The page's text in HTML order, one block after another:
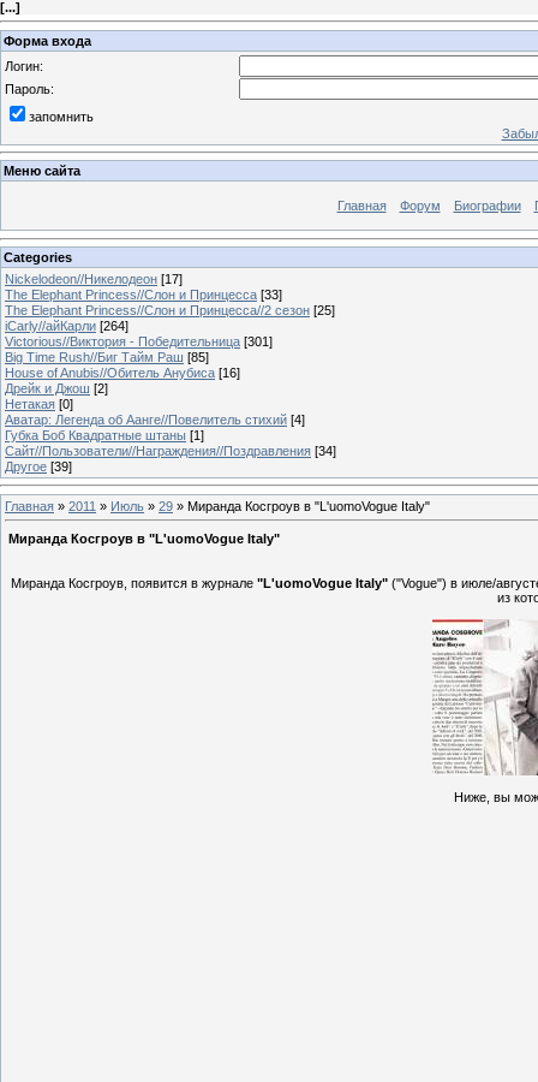
[...]
Форма входа
Логин:
Пароль:
запомнить
Меню сайта
Главная Форум Биографии
Categories
Nickelodeon//Никелодеон [17]
The Elephant Princess//Слон и Принцесса [33]
The Elephant Princess//Слон и Принцесса//2 сезон [25]
iCarly//айКарли [264]
Victorious//Виктория - Победительница [301]
Big Time Rush//Биг Тайм Раш [85]
House of Anubis//Обитель Анубиса [16]
Дрейк и Джош [2]
Нетакая [0]
Аватар: Легенда об Аанге//Повелитель стихий [4]
Губка Боб Квадратные штаны [1]
Сайт//Пользователи//Награждения//Поздравления [34]
Другое [39]
Главная » 2011 » Июль » 29 » Миранда Косгроув в "L'uomoVogue Italy"
Миранда Косгроув в "L'uomoVogue Italy"
Миранда Косгроув, появится в журнале "L'uomoVogue Italy" ("Vogue") в июле/
из
Ниже, вы